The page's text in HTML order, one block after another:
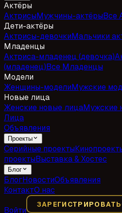
Актёры
АктрисыМужчины-актёрыВсе
Дети-актёры
Актрисы-девочкиМальчики
Младенцы
Актриса-младенец (девочка)
(младенец)Все Младенцы
Модели
Женщины-моделиМужские
Новые лица
Женские новые лицаМужские
Лица
Объявления
Проекты
Серийные проекты
проектыВыставка & Хостес
Блог
БлогНовостиОбъявления
КонтактО нас
Войти